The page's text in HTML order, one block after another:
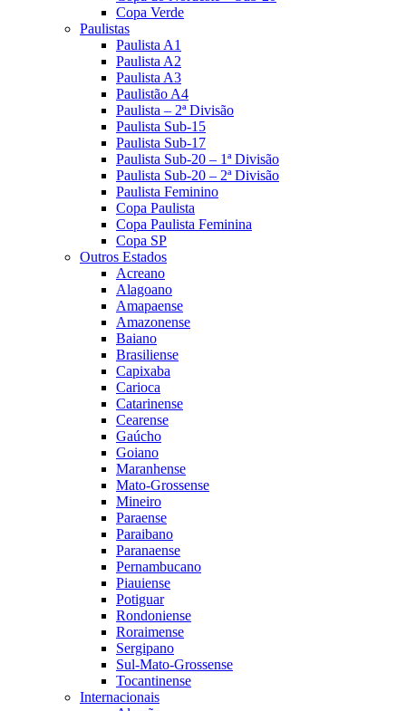
Copa Verde
Paulistas
Paulista A1
Paulista A2
Paulista A3
Paulistão A4
Paulista – 2ª Divisão
Paulista Sub-15
Paulista Sub-17
Paulista Sub-20 – 1ª Divisão
Paulista Sub-20 – 2ª Divisão
Paulista Feminino
Copa Paulista
Copa Paulista Feminina
Copa SP
Outros Estados
Acreano
Alagoano
Amapaense
Amazonense
Baiano
Brasiliense
Capixaba
Carioca
Catarinense
Cearense
Gaúcho
Goiano
Maranhense
Mato-Grossense
Mineiro
Paraense
Paraibano
Paranaense
Pernambucano
Piauiense
Potiguar
Rondoniense
Roraimense
Sergipano
Sul-Mato-Grossense
Tocantinense
Internacionais